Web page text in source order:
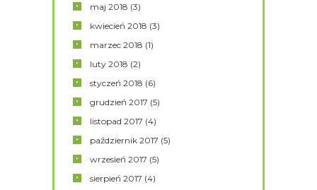
maj2018 (3)
kwiecień2018 (3)
marzec2018 (1)
luty2018 (2)
styczeń2018 (6)
grudzień2017 (5)
listopad2017 (4)
październik2017 (5)
wrzesień2017 (5)
sierpień2017 (4)